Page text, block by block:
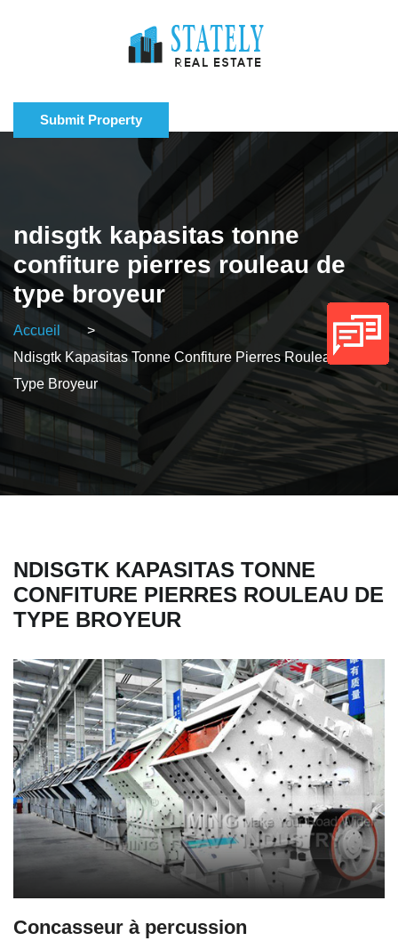
Submit Property
ndisgtk kapasitas tonne
confiture pierres rouleau de
type broyeur
Accueil
>
Ndisgtk Kapasitas Tonne Confiture Pierres Rouleau De
Type Broyeur
NDISGTK KAPASITAS TONNE
CONFITURE PIERRES ROULEAU DE
TYPE BROYEUR
Concasseur à percussion